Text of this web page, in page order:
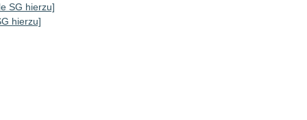
SG hierzu]
hierzu]